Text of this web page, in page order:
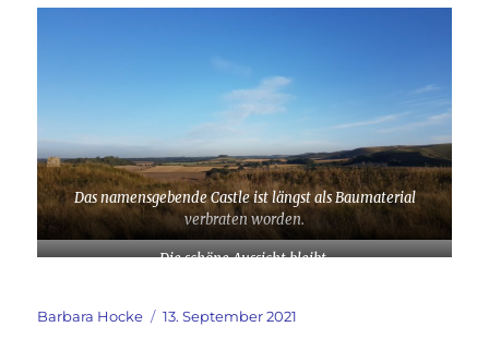
Das namensgebende Castle ist längst als Baumaterial
verbraten worden.
Die schöne Aussicht bleibt.
Autor
Barbara Hocke
Veröffentlicht
13. September 2021